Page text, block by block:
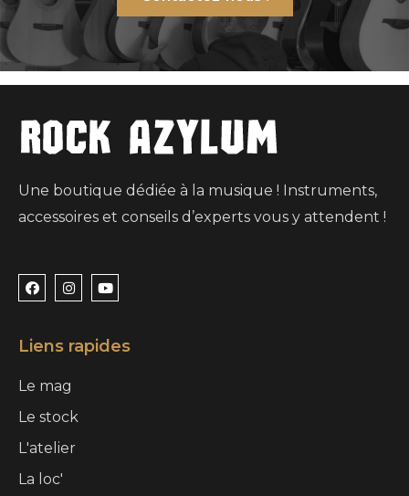
Une boutique dédiée à la musique ! Instruments,
accessoires et conseils d’experts vous y attendent !
Liens rapides
Le mag
Le stock
L'atelier
La loc'